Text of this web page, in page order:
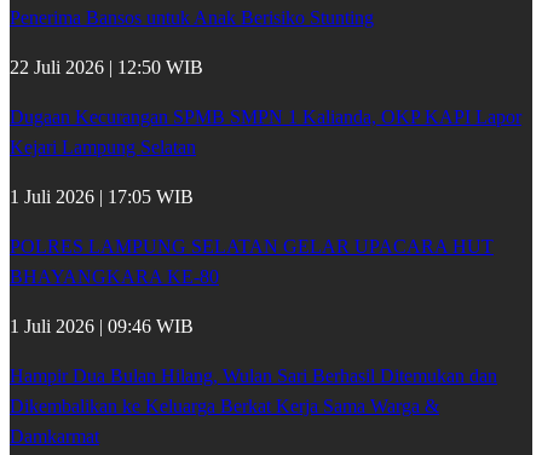
Penerima Bansos untuk Anak Berisiko Stunting
22 Juli 2026 | 12:50 WIB
Dugaan Kecurangan SPMB SMPN 1 Kalianda, OKP KAPI Lapor
Kejari Lampung Selatan
1 Juli 2026 | 17:05 WIB
POLRES LAMPUNG SELATAN GELAR UPACARA HUT
BHAYANGKARA KE-80
1 Juli 2026 | 09:46 WIB
Hampir Dua Bulan Hilang, Wulan Sari Berhasil Ditemukan dan
Dikembalikan ke Keluarga Berkat Kerja Sama Warga &
Damkarmat